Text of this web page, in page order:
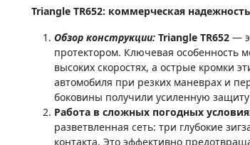
Triangle TR652: коммерческая
Обзор конструкции: Triangle TR652 —
протектором. Ключевая особенность
высоких скоростях, а острые кромки
автомобиля при резких маневрах и
боковины получили усиленную
Работа в сложных погодных
разветвленная сеть: три глубокие
контакта. Это эффективно